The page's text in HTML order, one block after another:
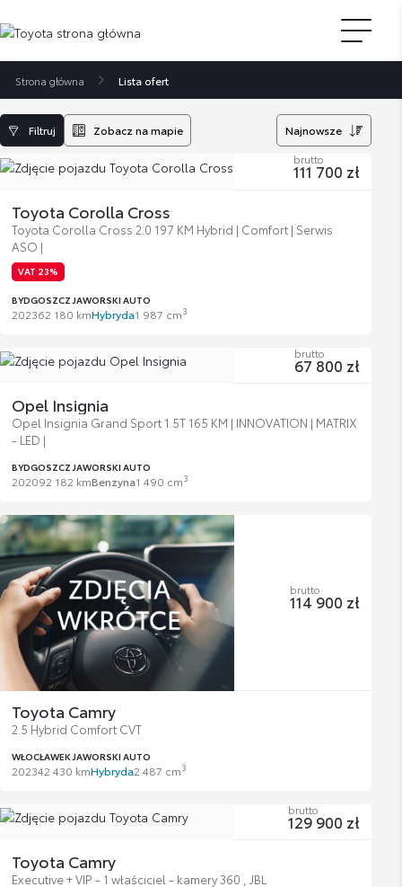
Strona główna Lista ofert
Filtruj Zobacz na mapie Najnowsze
Toyota Corolla Cross
Toyota Corolla Cross 2.0 197 KM Hybrid | Comfort | Serwis
ASO |
VAT 23%
BYDGOSZCZ JAWORSKI AUTO
202362 180 kmHybryda1 987 cm3
brutto
111 700 zł
Opel Insignia
Opel Insignia Grand Sport 1.5T 165 KM | INNOVATION | MATRIX
- LED |
BYDGOSZCZ JAWORSKI AUTO
202092 182 kmBenzyna1 490 cm3
brutto
67 800 zł
Toyota Camry
2.5 Hybrid Comfort CVT
WŁOCŁAWEK JAWORSKI AUTO
202342 430 kmHybryda2 487 cm3
brutto
114 900 zł
Toyota Camry
Executive + VIP - 1 właściciel - kamery 360 , JBL
brutto
129 900 zł